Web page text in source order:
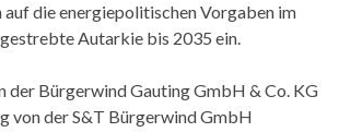
auf die energiepolitischen Vorgaben im
Autarkie bis 2035 ein.
der Bürgerwind Gauting GmbH & Co. KG
von der S&T Bürgerwind GmbH